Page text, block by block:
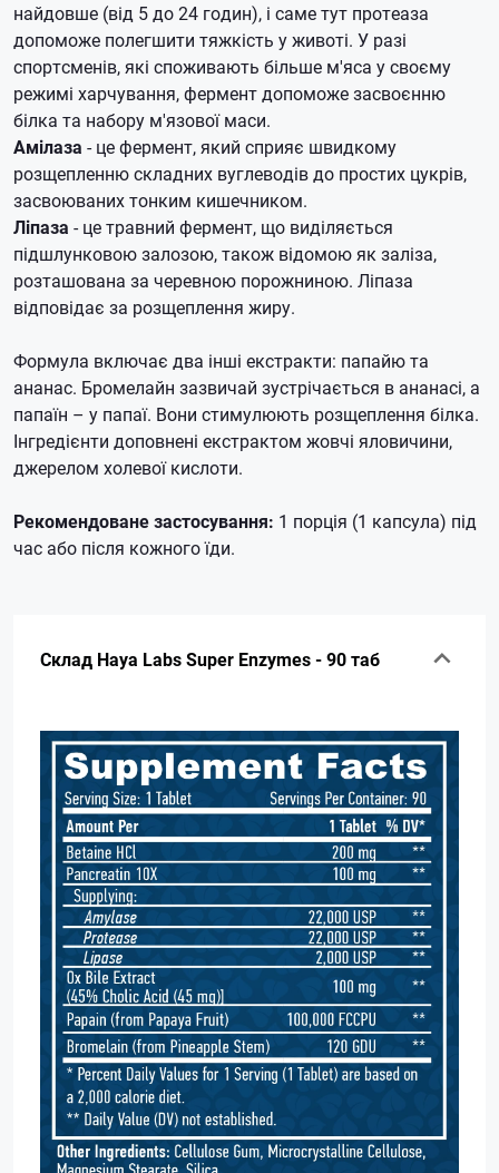
найдовше (від 5 до 24 годин), і саме тут протеаза
допоможе полегшити тяжкість у животі. У разі
спортсменів, які споживають більше м'яса у своєму
режимі харчування, фермент допоможе засвоєнню
білка та набору м'язової маси.
Амілаза - це фермент, який сприяє швидкому
розщепленню складних вуглеводів до простих цукрів,
засвоюваних тонким кишечником.
Ліпаза - це травний фермент, що виділяється
підшлунковою залозою, також відомою як заліза,
розташована за черевною порожниною. Ліпаза
відповідає за розщеплення жиру.
Формула включає два інші екстракти: папайю та
ананас. Бромелайн зазвичай зустрічається в ананасі, а
папаїн – у папаї. Вони стимулюють розщеплення білка.
Інгредієнти доповнені екстрактом жовчі яловичини,
джерелом холевої кислоти.
Рекомендоване застосування: 1 порція (1 капсула) під
час або після кожного їди.
Склад Haya Labs Super Enzymes - 90 таб